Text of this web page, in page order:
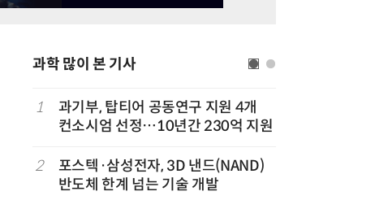
과학 많이 본 기사
1
과기부, 탑티어 공동연구 지원 4개
컨소시엄 선정…10년간 230억 지원
2
포스텍·삼성전자, 3D 낸드(NAND)
반도체 한계 넘는 기술 개발